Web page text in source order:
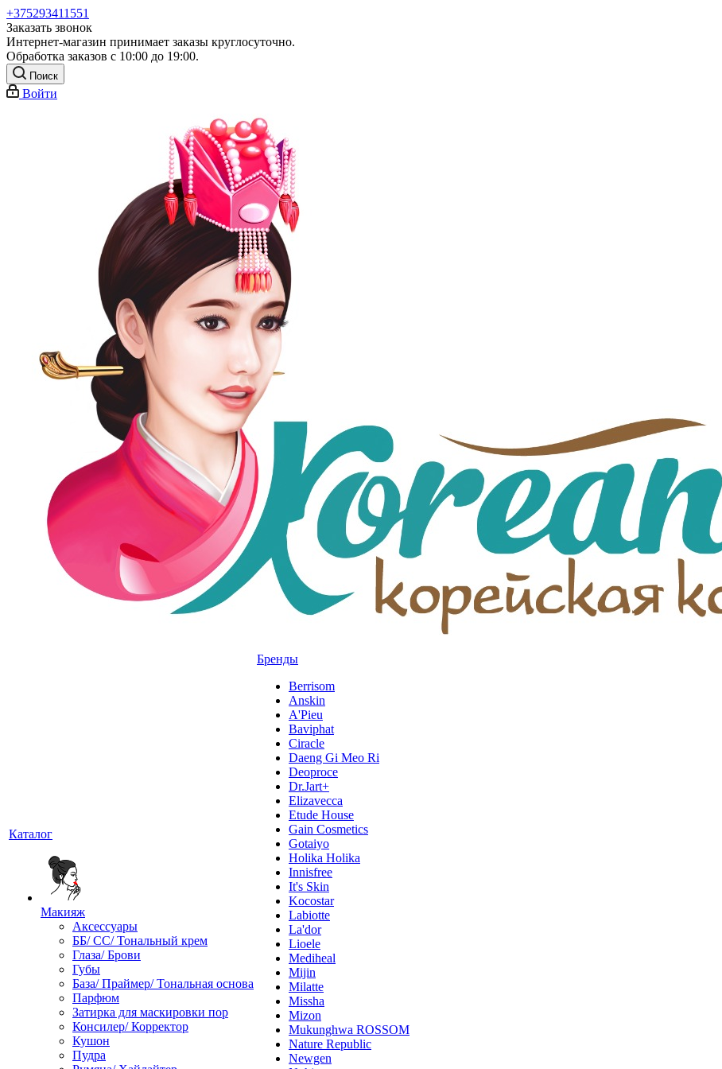
+375293411551
Заказать звонок
Интернет-магазин принимает заказы круглосуточно.
Обработка заказов с 10:00 до 19:00.
Поиск
Войти
Каталог
Макияж
Аксессуары
ББ/ СС/ Тональный крем
Глаза/ Брови
Губы
База/ Праймер/ Тональная основа
Парфюм
Затирка для маскировки пор
Консилер/ Корректор
Кушон
Пудра
Бренды
Berrisom
Anskin
A'Pieu
Baviphat
Ciracle
Daeng Gi Meo Ri
Deoproce
Dr.Jart+
Elizavecca
Etude House
Gain Cosmetics
Gotaiyo
Holika Holika
Innisfree
It's Skin
Kocostar
Labiotte
La'dor
Lioele
Mediheal
Mijin
Milatte
Missha
Mizon
Mukunghwa ROSSOM
Nature Republic
Newgen